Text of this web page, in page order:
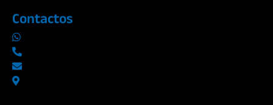
Contactos